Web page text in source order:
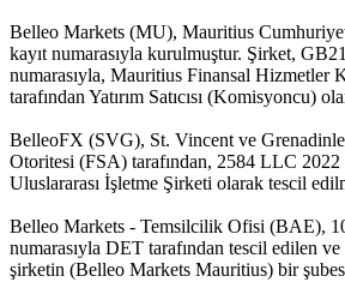
Belleo Markets (MU), Mauritius
kayıt numarasıyla kurulmuştur. Şirket,
numarasıyla, Mauritius Finansal Hizmetler
tarafından Yatırım Satıcısı (Komisyoncu)
BelleoFX (SVG), St. Vincent ve
Otoritesi (FSA) tarafından, 2584 LLC 2022
Uluslararası İşletme Şirketi olarak tescil
Belleo Markets - Temsilcilik Ofisi (BAE),
numarasıyla DET tarafından tescil edilen
şirketin (Belleo Markets Mauritius) bir